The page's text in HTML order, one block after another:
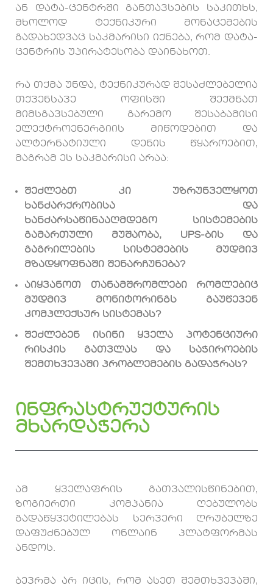
ან დატა-ცენტრში განთავსების საკითხს,
მხოლოდ ტექნიკური მონაცემების
გადახედვაც საკმარისი იქნება, რომ დატა-
ცენტრის უპირატესობა დაინახოთ.
რა თქმა უნდა, ტექნიკურად შესაძლებელია
თქვენსავე ოფისში შექმნათ
მიმსგავსებული გარემო შესაბამისი
ელექტროენერგიის მიწოდებით და
ალტერნატიული დენის წყაროებით,
მაგრამ ეს საკმარისი არაა:
შეძლებთ კი უზრუნველყოთ
ხანძარქრობისა და
ხანძარსაწინააღმდეგო სისტემების
გამართული მუშაობა, UPS-ბის და
გაგრილების სისტემების მუდმივ
მზადყოფნაში შენარჩუნება?
აიყვანოთ თანამშრომლები რომლებიც
მუდმივ მონიტორინგს გაუწევენ
კომპლექსურ სისტემას?
შეძლებენ ისინი ყველა პოტენციური
რისკის გათვლას და საჭიროების
შემთხვევაში პრობლემების გადაჭრას?
ინფრასტრუქტურის
მხარდაჭერა
ამ ყველაფრის გათვალისწინებით,
ზოგიერთი კომპანია ღებულობს
გადაწყვეტილებას სერვერი ღრუბელზე
დაფუძნებულ ონლაინ პლატფორმას
ანდოს.
ბევრმა არ იცის, რომ ასეთ შემთხვევაში,